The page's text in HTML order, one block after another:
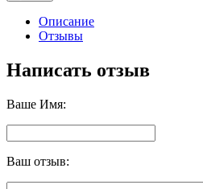
Описание
Отзывы
Написать отзыв
Ваше Имя:
Ваш отзыв: